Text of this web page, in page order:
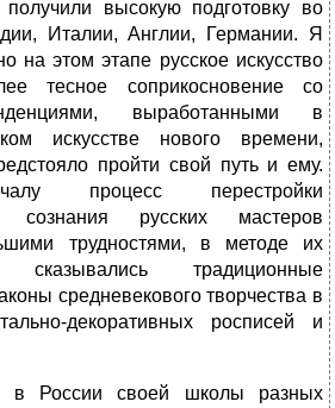
получили высокую подготовку во
Италии, Англии, Германии. Я
на этом этапе русское искусство
тесное соприкосновение со
выработанными в
искусстве нового времени,
пройти свой путь и ему.
процесс перестройки
сознания русских мастеров
трудностями, в методе их
традиционные
средневекового творчества в
декоративных росписей и
в России своей школы разных